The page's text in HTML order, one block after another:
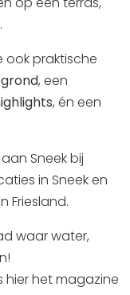
ook praktische
, een
, én een
Sneek bij
in Sneek en
Friesland.
waar water,
hier het magazine